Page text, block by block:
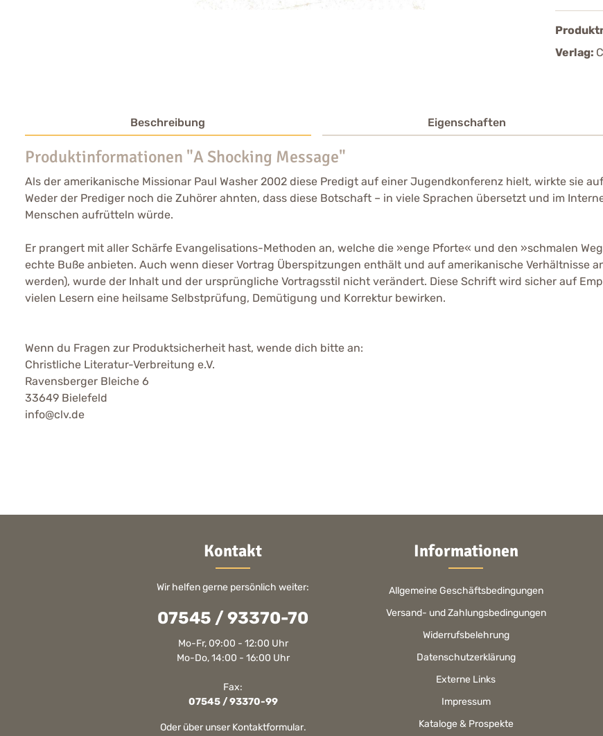
Verlag:
Beschreibung Eigenschaften
Produktinformationen "A Shocking Message"
Als der amerikanische Missionar Paul Washer 2002 diese Predigt auf einer Jugendkonferenz hielt, wirkte sie
Weder der Prediger noch die Zuhörer ahnten, dass diese Botschaft – in viele Sprachen übersetzt und im
Menschen aufrütteln würde.
Er prangert mit aller Schärfe Evangelisations-Methoden an, welche die »enge Pforte« und den »schmalen
echte Buße anbieten. Auch wenn dieser Vortrag Überspitzungen enthält und auf amerikanische Verhältnisse
werden), wurde der Inhalt und der ursprüngliche Vortragsstil nicht verändert. Diese Schrift wird sicher auf
vielen Lesern eine heilsame Selbstprüfung, Demütigung und Korrektur bewirken.
Wenn du Fragen zur Produktsicherheit hast, wende dich bitte an:
Christliche Literatur-Verbreitung e.V.
Ravensberger Bleiche 6
33649 Bielefeld
info@clv.de
Kontakt
Wir helfen gerne persönlich weiter:
07545 / 93370-70
Mo-Fr, 09:00 - 12:00 Uhr
Mo-Do, 14:00 - 16:00 Uhr
Fax:
07545 / 93370-99
Oder über unser Kontaktformular.
Informationen
Allgemeine Geschäftsbedingungen
Versand- und Zahlungsbedingungen
Widerrufsbelehrung
Datenschutzerklärung
Externe Links
Impressum
Kataloge & Prospekte